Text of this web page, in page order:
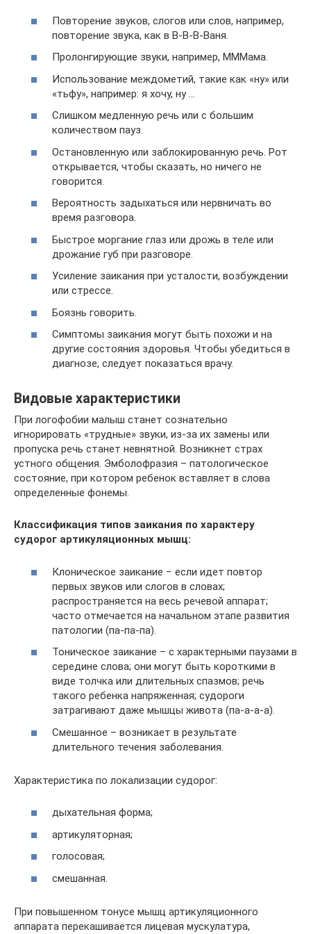
Повторение звуков, слогов или слов, например,
повторение звука, как в В-В-В-Ваня.
Пролонгирующие звуки, например, МММама.
Использование междометий, такие как «ну» или
«тьфу», например: я хочу, ну …
Слишком медленную речь или с большим
количеством пауз.
Остановленную или заблокированную речь. Рот
открывается, чтобы сказать, но ничего не
говорится.
Вероятность задыхаться или нервничать во
время разговора.
Быстрое моргание глаз или дрожь в теле или
дрожание губ при разговоре.
Усиление заикания при усталости, возбуждении
или стрессе.
Боязнь говорить.
Симптомы заикания могут быть похожи и на
другие состояния здоровья. Чтобы убедиться в
диагнозе, следует показаться врачу.
Видовые характеристики
При логофобии малыш станет сознательно
игнорировать «трудные» звуки, из-за их замены или
пропуска речь станет невнятной. Возникнет страх
устного общения. Эмболофразия – патологическое
состояние, при котором ребенок вставляет в слова
определенные фонемы.
Классификация типов заикания по характеру
судорог артикуляционных мышц:
Клоническое заикание − если идет повтор
первых звуков или слогов в словах;
распространяется на весь речевой аппарат;
часто отмечается на начальном этапе развития
патологии (па-па-па).
Тоническое заикание – с характерными паузами в
середине слова; они могут быть короткими в
виде толчка или длительных спазмов; речь
такого ребенка напряженная; судороги
затрагивают даже мышцы живота (па-а-а-а).
Смешанное – возникает в результате
длительного течения заболевания.
Характеристика по локализации судорог:
дыхательная форма;
артикуляторная;
голосовая;
смешанная.
При повышенном тонусе мышц артикуляционного
аппарата перекашивается лицевая мускулатура,